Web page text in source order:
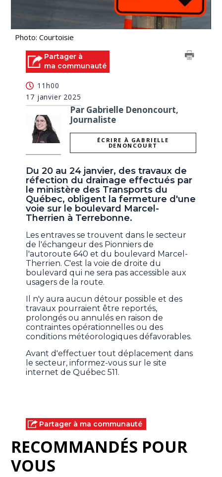
Photo: Courtoisie
Partager à
ma communauté
11h00
17 janvier 2025
Par Gabrielle Denoncourt,
Journaliste
ÉCRIRE À GABRIELLE
DENONCOURT
Du 20 au 24 janvier, des travaux de
réfection du drainage effectués par
le ministère des Transports du
Québec, obligent la fermeture d'une
voie sur le boulevard Marcel-
Therrien à Terrebonne.
Les entraves se trouvent dans le secteur
de l'échangeur des Pionniers de
l'autoroute 640 et du boulevard Marcel-
Therrien. C'est la voie de droite du
boulevard qui ne sera pas accessible aux
usagers de la route.
Il n'y aura aucun détour possible et des
travaux pourraient être reportés,
prolongés ou annulés en raison de
contraintes opérationnelles ou des
conditions météorologiques défavorables.
Avant d'effectuer tout déplacement dans
le secteur, informez-vous sur le site
internet de Québec 511.
Partager à ma communauté
RECOMMANDÉS POUR
VOUS